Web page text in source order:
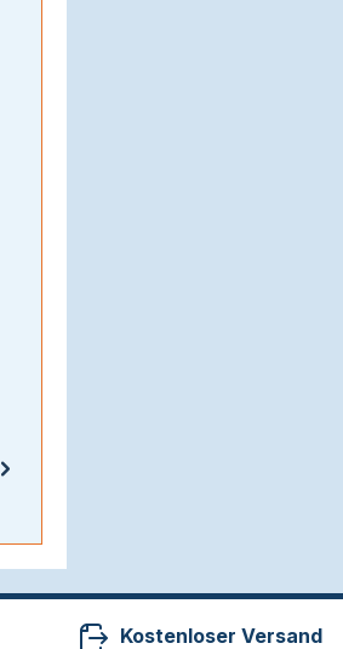
Kostenloser Versand